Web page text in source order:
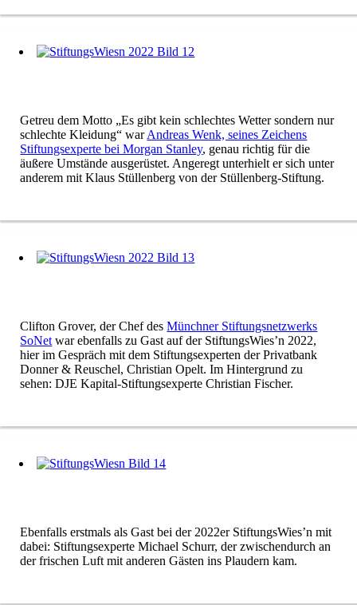
Getreu dem Motto „Es gibt kein schlechtes Wetter sondern nur
schlechte Kleidung“ warAndreas Wenk, seines Zeichens
Stiftungsexperte bei Morgan Stanley, genau richtig für die
äußere Umstände ausgerüstet. Angeregt unterhielt er sich unter
anderem mit Klaus Stüllenberg von der Stüllenberg-Stiftung.
Clifton Grover, der Chef desMünchner Stiftungsnetzwerks
SoNet war ebenfalls zu Gast auf der StiftungsWies’n 2022,
hier im Gespräch mit dem Stiftungsexperten der Privatbank
Donner & Reuschel, Christian Opelt. Im Hintergrund zu
sehen: DJE Kapital-Stiftungsexperte Christian Fischer.
Ebenfalls erstmals als Gast bei der 2022er StiftungsWies’n mit
dabei: Stiftungsexperte Michael Schurr, der zwischendurch an
der frischen Luft mit anderen Gästen ins Plaudern kam.